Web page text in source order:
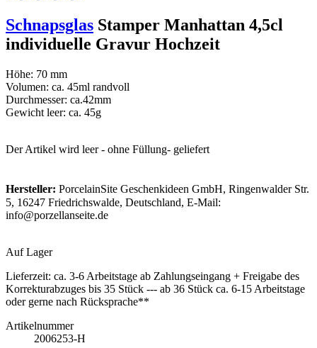
Schnapsglas Stamper Manhattan 4,5cl
individuelle Gravur Hochzeit
Höhe: 70 mm
Volumen: ca. 45ml randvoll
Durchmesser: ca.42mm
Gewicht leer: ca. 45g
Der Artikel wird leer - ohne Füllung- geliefert
Hersteller: PorcelainSite Geschenkideen GmbH, Ringenwalder Str.
5, 16247 Friedrichswalde, Deutschland, E-Mail:
info@porzellanseite.de
Auf Lager
Lieferzeit: ca. 3-6 Arbeitstage ab Zahlungseingang + Freigabe des
Korrekturabzuges bis 35 Stück --- ab 36 Stück ca. 6-15 Arbeitstage
oder gerne nach Rücksprache**
Artikelnummer
2006253-H